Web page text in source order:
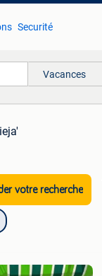
Securité
Vacances
votre recherche